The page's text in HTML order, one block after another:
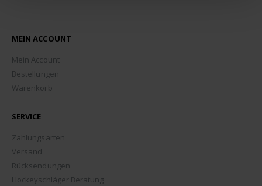
MEIN ACCOUNT
Mein Account
Bestellungen
Warenkorb
SERVICE
Zahlungsarten
Versand
Rücksendungen
Hockeyschläger Beratung